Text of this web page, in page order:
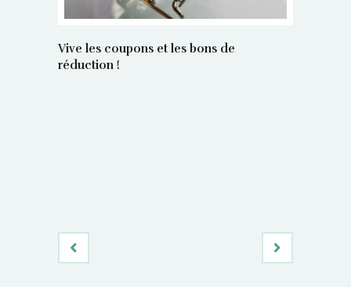
Vive les coupons et les bons de
réduction !